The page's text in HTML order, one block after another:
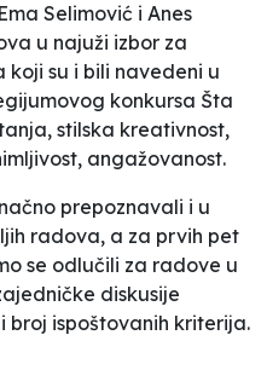
Selimović i Anes
u najuži izbor za
su i bili navedeni u
konkursa Šta
stilska kreativnost,
angažovanost.
prepoznavali i u
radova, a za prvih pet
se odlučili za radove u
diskusije
broj ispoštovanih kriterija.